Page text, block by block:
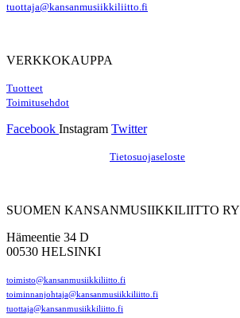
tuottaja@kansanmusiikkiliitto.fi
VERKKOKAUPPA
Tuotteet
Toimitusehdot
Facebook Instagram Twitter
Tietosuojaseloste
SUOMEN KANSANMUSIIKKILIITTO RY
Hämeentie 34 D
00530 HELSINKI
toimisto@kansanmusiikkiliitto.fi
toiminnanjohtaja@kansanmusiikkiliitto.fi
tuottaja@kansanmusiikkiliitto.fi